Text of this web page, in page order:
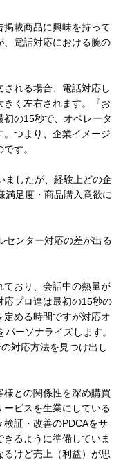
載商品に興味を持って
、電話対応における腕の
れる場合、電話対応し
く左右されます。『お
の15秒で、オペレータ
つまり、企業イメージ
す。
ましたが、経験上どの企
満足度・商品購入意欲に
センター対応の差が出る
おり、会話中の熱量が
応プロ達は最初の15秒の
める時間ですが対応オ
ーソナライズします。
対応方法を見つけ出し
との関係性を深め購買
ビスを生業にしている
証・改善のPDCAをサ
るように準備していま
けど売上（利益）が思